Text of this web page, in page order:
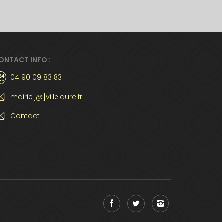
INFO :
04 90 09 83 83
mairie[@]villelaure.fr
Contact